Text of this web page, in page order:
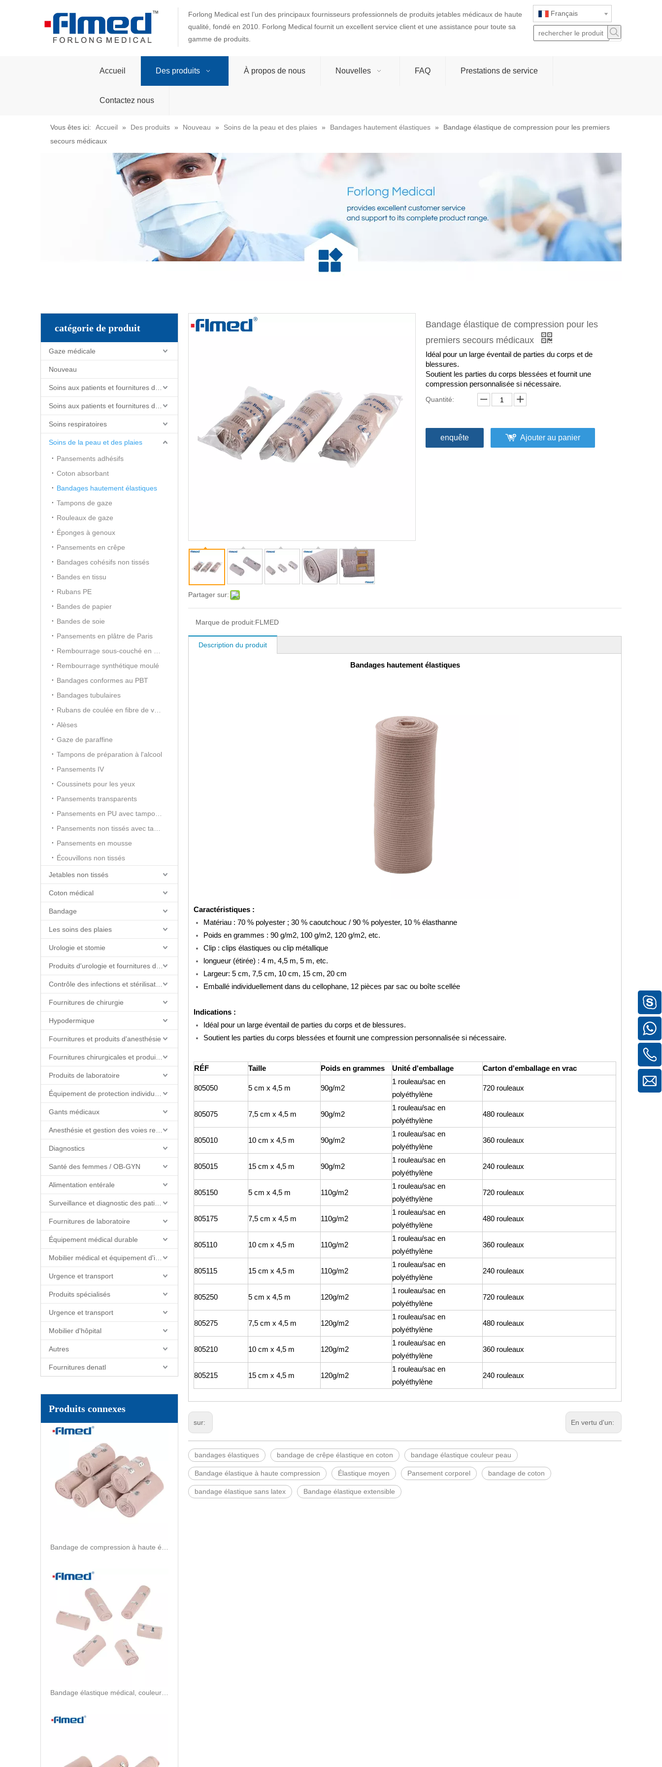
Forlong Medical est l’un des principaux fournisseurs professionnels de produits jetables médicaux de haute
qualité, fondé en 2010. Forlong Medical fournit un excellent service client et une assistance pour toute sa
gamme de produits.
Français
Accueil Des produits À propos de nous Nouvelles FAQ Prestations de service
Contactez nous
Vous êtes ici: Accueil » Des produits » Nouveau » Soins de la peau et des plaies » Bandages hautement élastiques »
Bandage élastique de compression pour les premiers
secours médicaux
catégorie de produit
Gaze médicale
Nouveau
Soins respiratoires
Soins de la peau et des plaies
Pansements adhésifs
Coton absorbant
Bandages hautement élastiques
Tampons de gaze
Rouleaux de gaze
Éponges à genoux
Pansements en crêpe
Bandages cohésifs non tissés
Bandes en tissu
Rubans PE
Bandes de papier
Bandes de soie
Pansements en plâtre de Paris
Rembourrage synthétique moulé
Bandages conformes au PBT
Bandages tubulaires
Alèses
Gaze de paraffine
Tampons de préparation à l'alcool
Pansements IV
Coussinets pour les yeux
Pansements transparents
Pansements en mousse
Écouvillons non tissés
Jetables non tissés
Coton médical
Bandage
Les soins des plaies
Urologie et stomie
Fournitures de chirurgie
Hypodermique
Fournitures et produits d'anesthésie
Produits de laboratoire
Gants médicaux
Diagnostics
Santé des femmes / OB-GYN
Alimentation entérale
Fournitures de laboratoire
Équipement médical durable
Urgence et transport
Produits spécialisés
Urgence et transport
Mobilier d'hôpital
Autres
Fournitures denatl
Produits connexes
Partager sur:
Bandage élastique de compression pour les
premiers secours médicaux
Idéal pour un large éventail de parties du corps et de
blessures.
Soutient les parties du corps blessées et fournit une
compression personnalisée si nécessaire.
Quantité:
enquête Ajouter au panier
Marque de produit:FLMED
Description du produit
Bandages hautement élastiques
Caractéristiques :
Matériau : 70 % polyester ; 30 % caoutchouc / 90 % polyester, 10 % élasthanne
Poids en grammes : 90 g/m2, 100 g/m2, 120 g/m2, etc.
Clip : clips élastiques ou clip métallique
longueur (étirée) : 4 m, 4,5 m, 5 m, etc.
Largeur: 5 cm, 7,5 cm, 10 cm, 15 cm, 20 cm
Emballé individuellement dans du cellophane, 12 pièces par sac ou boîte scellée
Indications :
Idéal pour un large éventail de parties du corps et de blessures.
Soutient les parties du corps blessées et fournit une compression personnalisée si nécessaire.
RÉF Taille Poids en grammes Unité d'emballage Carton d'emballage en vrac
805050 5 cm x 4,5 m 90g/m2
1 rouleau/sac en
polyéthylène
720 rouleaux
805075 7,5 cm x 4,5 m 90g/m2
1 rouleau/sac en
polyéthylène
480 rouleaux
805010 10 cm x 4,5 m 90g/m2
1 rouleau/sac en
polyéthylène
360 rouleaux
805015 15 cm x 4,5 m 90g/m2
1 rouleau/sac en
polyéthylène
240 rouleaux
805150 5 cm x 4,5 m 110g/m2
1 rouleau/sac en
polyéthylène
720 rouleaux
805175 7,5 cm x 4,5 m 110g/m2
1 rouleau/sac en
polyéthylène
480 rouleaux
805110 10 cm x 4,5 m 110g/m2
1 rouleau/sac en
polyéthylène
360 rouleaux
805115 15 cm x 4,5 m 110g/m2
1 rouleau/sac en
polyéthylène
240 rouleaux
805250 5 cm x 4,5 m 120g/m2
1 rouleau/sac en
polyéthylène
720 rouleaux
805275 7,5 cm x 4,5 m 120g/m2
1 rouleau/sac en
polyéthylène
480 rouleaux
805210 10 cm x 4,5 m 120g/m2
1 rouleau/sac en
polyéthylène
360 rouleaux
805215 15 cm x 4,5 m 120g/m2
1 rouleau/sac en
polyéthylène
240 rouleaux
sur: En vertu d'un:
bandages élastiques bandage de crêpe élastique en coton bandage élastique couleur peau
Bandage élastique à haute compression Élastique moyen Pansement corporel bandage de coton
bandage élastique sans latex Bandage élastique extensible